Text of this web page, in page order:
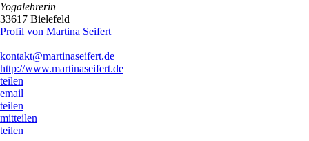
Yogalehrerin
33617 Bielefeld
Profil von Martina Seifert
kontakt@martinaseifert.de
http://www.martinaseifert.de
teilen
email
teilen
mitteilen
teilen